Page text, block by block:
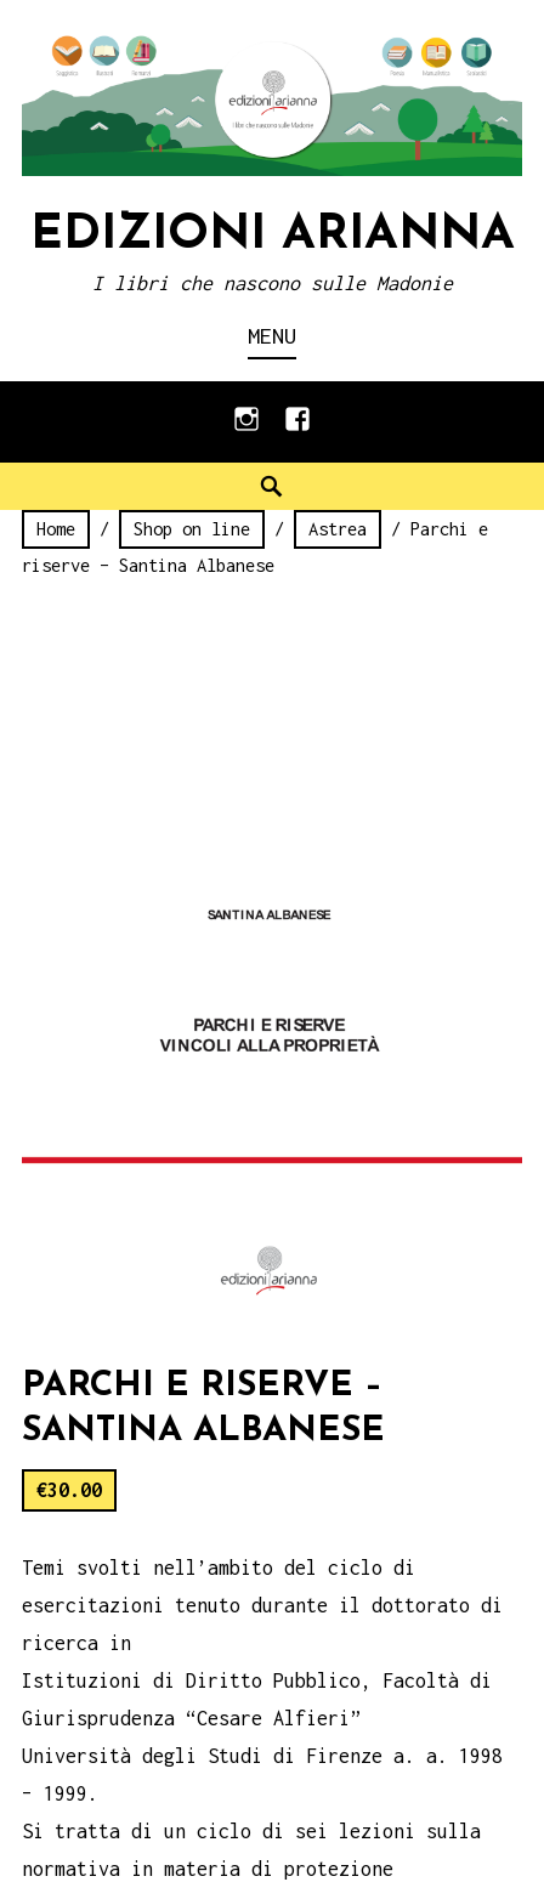
content
EDIZIONI ARIANNA
I libri che nascono sulle Madonie
MENU
instagramfacebook
Home / Shop on line / Astrea
/ Parchi e
riserve – Santina Albanese
PARCHI E RISERVE –
SANTINA ALBANESE
€30.00
Temi svolti nell’ambito del ciclo di
esercitazioni tenuto durante il dottorato di
ricerca in
Istituzioni di Diritto Pubblico, Facoltà di
Giurisprudenza “Cesare Alfieri”
Università degli Studi di Firenze a. a. 1998
– 1999.
Si tratta di un ciclo di sei lezioni sulla
normativa in materia di protezione